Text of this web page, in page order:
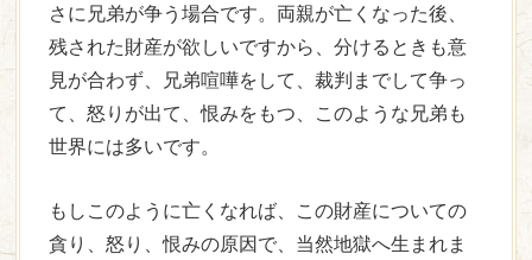
さに兄弟が争う場合です。両親が亡くなった後、
残された財産が欲しいですから、分けるときも意
見が合わず、兄弟喧嘩をして、裁判までして争っ
て、怒りが出て、恨みをもつ、このような兄弟も
世界には多いです。
もしこのように亡くなれば、この財産についての
貪り、怒り、恨みの原因で、当然地獄へ生まれま